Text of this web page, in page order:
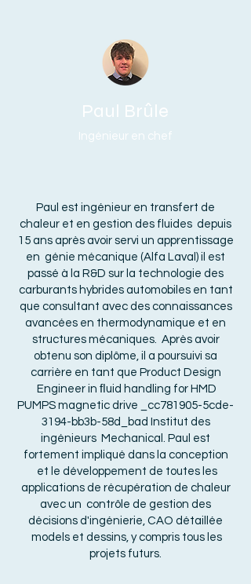
Ingénieur en chef
Paul Brûle
Paul est ingénieur en transfert de
chaleur et en gestion des fluides depuis
15 ans après avoir servi un apprentissage
en génie mécanique (Alfa Laval) il est
passé à la R&D sur la technologie des
carburants hybrides automobiles en tant
que consultant avec des connaissances
avancées en thermodynamique et en
structures mécaniques. Après avoir
obtenu son diplôme, il a poursuivi sa
carrière en tant que Product Design
Engineer in ﬂuid handling for HMD
PUMPS magnetic drive _cc781905-5cde-
3194-bb3b-58d_bad Institut des
ingénieurs Mechanical. Paul est
fortement impliqué dans la conception
et le développement de toutes les
applications de récupération de chaleur
avec un contrôle de gestion des
décisions d'ingénierie, CAO détaillée
models et dessins, y compris tous les
projets futurs.